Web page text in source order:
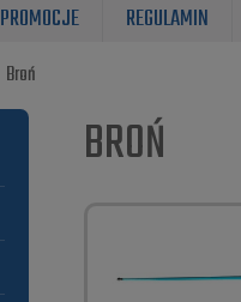
PROMOCJE REGULAMIN
Broń
BROŃ